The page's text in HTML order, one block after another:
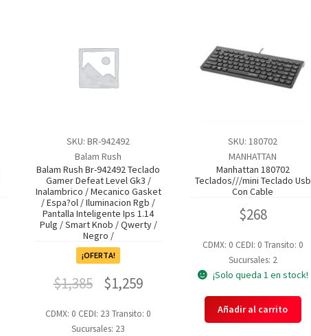
SKU: BR-942492
Balam Rush
Balam Rush Br-942492 Teclado
Gamer Defeat Level Gk3 /
Inalambrico / Mecanico Gasket
/ Espa?ol / Iluminacion Rgb /
Pantalla Inteligente Ips 1.14
Pulg / Smart Knob / Qwerty /
Negro /
¡OFERTA!
$1,385 $1,259
CDMX: 0 CEDI: 23 Transito: 0
Sucursales: 23
SKU: 180702
MANHATTAN
Manhattan 180702
Teclados///mini Teclado Usb
Con Cable
$268
CDMX: 0 CEDI: 0 Transito: 0
Sucursales: 2
¡Solo queda 1 en stock!
Añadir al carrito